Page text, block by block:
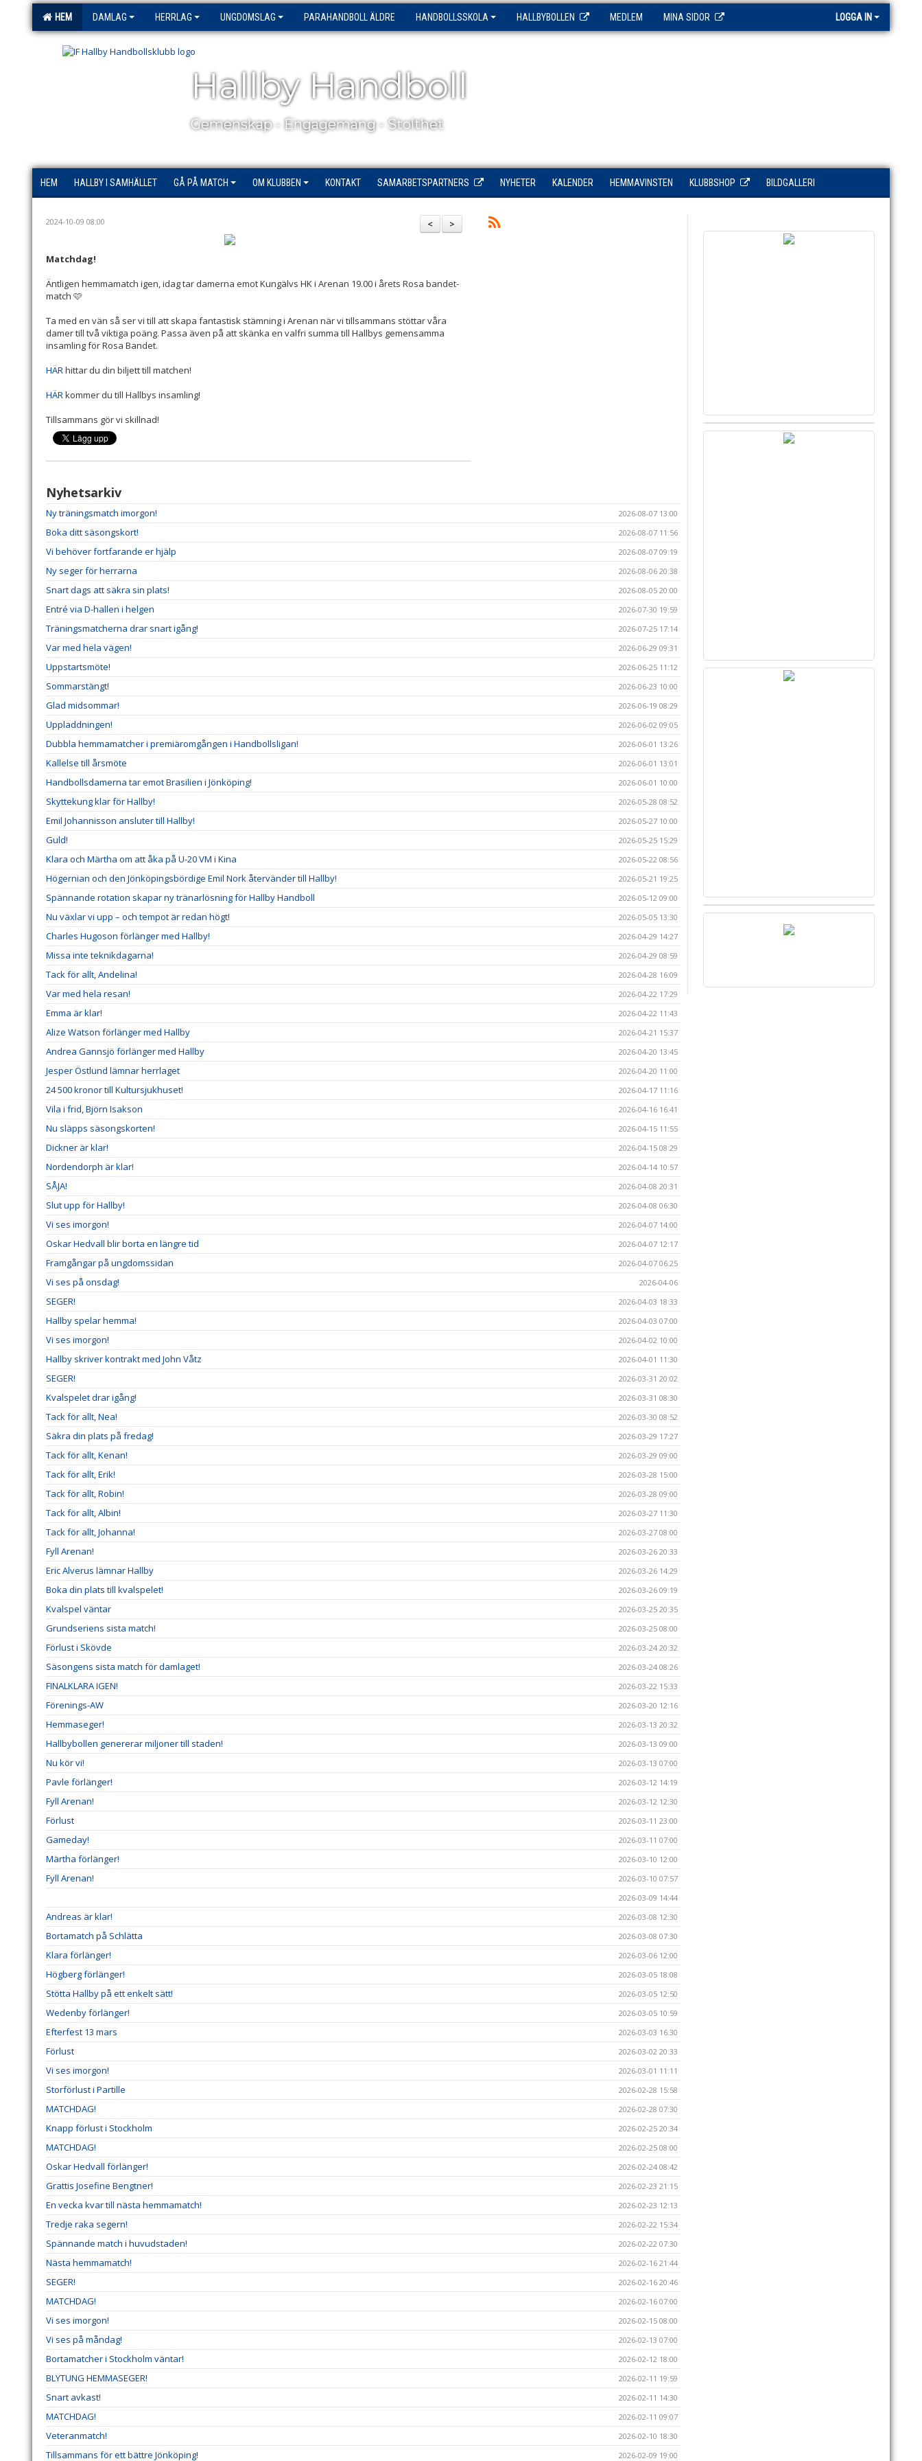
HEM DAMLAG HERRLAG UNGDOMSLAG PARAHANDBOLL ÄLDRE HANDBOLLSSKOLA HALLBYBOLLEN MEDLEM MINA SIDOR LOGGA IN
Hallby Handboll
Gemenskap - Engagemang - Stolthet
HEM HALLBY I SAMHÄLLET GÅ PÅ MATCH OM KLUBBEN KONTAKT SAMARBETSPARTNERS NYHETER KALENDER HEMMAVINSTEN KLUBBSHOP BILDGALLERI
>
<
2024-10-09 08:00
Matchdag!
Äntligen hemmamatch igen, idag tar damerna emot Kungälvs HK i Arenan 19.00 i årets Rosa bandet-
match 🩷
Ta med en vän så ser vi till att skapa fantastisk stämning i Arenan när vi tillsammans stöttar våra
damer till två viktiga poäng. Passa även på att skänka en valfri summa till Hallbys gemensamma
insamling för Rosa Bandet.
HÄR hittar du din biljett till matchen!
HÄR kommer du till Hallbys insamling!
Tillsammans gör vi skillnad!
Nyhetsarkiv
Ny träningsmatch imorgon! 2026-08-07 13:00
Boka ditt säsongskort! 2026-08-07 11:56
Vi behöver fortfarande er hjälp 2026-08-07 09:19
Ny seger för herrarna 2026-08-06 20:38
Snart dags att säkra sin plats! 2026-08-05 20:00
Entré via D-hallen i helgen 2026-07-30 19:59
Träningsmatcherna drar snart igång! 2026-07-25 17:14
Var med hela vägen! 2026-06-29 09:31
Uppstartsmöte! 2026-06-25 11:12
Sommarstängt! 2026-06-23 10:00
Glad midsommar! 2026-06-19 08:29
Uppladdningen! 2026-06-02 09:05
Dubbla hemmamatcher i premiäromgången i Handbollsligan! 2026-06-01 13:26
Kallelse till årsmöte 2026-06-01 13:01
Handbollsdamerna tar emot Brasilien i Jönköping! 2026-06-01 10:00
Skyttekung klar för Hallby! 2026-05-28 08:52
Emil Johannisson ansluter till Hallby! 2026-05-27 10:00
Guld! 2026-05-25 15:29
Klara och Märtha om att åka på U-20 VM i Kina 2026-05-22 08:56
Högernian och den Jönköpingsbördige Emil Nork återvänder till Hallby! 2026-05-21 19:25
Spännande rotation skapar ny tränarlösning för Hallby Handboll 2026-05-12 09:00
Nu växlar vi upp – och tempot är redan högt! 2026-05-05 13:30
Charles Hugoson förlänger med Hallby! 2026-04-29 14:27
Missa inte teknikdagarna! 2026-04-29 08:59
Tack för allt, Andelina! 2026-04-28 16:09
Var med hela resan! 2026-04-22 17:29
Emma är klar! 2026-04-22 11:43
Alize Watson förlänger med Hallby 2026-04-21 15:37
Andrea Gannsjö förlänger med Hallby 2026-04-20 13:45
Jesper Östlund lämnar herrlaget 2026-04-20 11:00
24 500 kronor till Kultursjukhuset! 2026-04-17 11:16
Vila i frid, Björn Isakson 2026-04-16 16:41
Nu släpps säsongskorten! 2026-04-15 11:55
Dickner är klar! 2026-04-15 08:29
Nordendorph är klar! 2026-04-14 10:57
SÅJA! 2026-04-08 20:31
Slut upp för Hallby! 2026-04-08 06:30
Vi ses imorgon! 2026-04-07 14:00
Oskar Hedvall blir borta en längre tid 2026-04-07 12:17
Framgångar på ungdomssidan 2026-04-07 06:25
Vi ses på onsdag! 2026-04-06
SEGER! 2026-04-03 18:33
Hallby spelar hemma! 2026-04-03 07:00
Vi ses imorgon! 2026-04-02 10:00
Hallby skriver kontrakt med John Våtz 2026-04-01 11:30
SEGER! 2026-03-31 20:02
Kvalspelet drar igång! 2026-03-31 08:30
Tack för allt, Nea! 2026-03-30 08:52
Säkra din plats på fredag! 2026-03-29 17:27
Tack för allt, Kenan! 2026-03-29 09:00
Tack för allt, Erik! 2026-03-28 15:00
Tack för allt, Robin! 2026-03-28 09:00
Tack för allt, Albin! 2026-03-27 11:30
Tack för allt, Johanna! 2026-03-27 08:00
Fyll Arenan! 2026-03-26 20:33
Eric Alverus lämnar Hallby 2026-03-26 14:29
Boka din plats till kvalspelet! 2026-03-26 09:19
Kvalspel väntar 2026-03-25 20:35
Grundseriens sista match! 2026-03-25 08:00
Förlust i Skövde 2026-03-24 20:32
Säsongens sista match för damlaget! 2026-03-24 08:26
FINALKLARA IGEN! 2026-03-22 15:33
Förenings-AW 2026-03-20 12:16
Hemmaseger! 2026-03-13 20:32
Hallbybollen genererar miljoner till staden! 2026-03-13 09:00
Nu kör vi! 2026-03-13 07:00
Pavle förlänger! 2026-03-12 14:19
Fyll Arenan! 2026-03-12 12:30
Förlust 2026-03-11 23:00
Gameday! 2026-03-11 07:00
Märtha förlänger! 2026-03-10 12:00
Fyll Arenan!
2026-03-10 07:57
2026-03-09 14:44
Andreas är klar! 2026-03-08 12:30
Bortamatch på Schlätta 2026-03-08 07:30
Klara förlänger! 2026-03-06 12:00
Högberg förlänger! 2026-03-05 18:08
Stötta Hallby på ett enkelt sätt! 2026-03-05 12:50
Wedenby förlänger! 2026-03-05 10:59
Efterfest 13 mars 2026-03-03 16:30
Förlust 2026-03-02 20:33
Vi ses imorgon! 2026-03-01 11:11
Storförlust i Partille 2026-02-28 15:58
MATCHDAG! 2026-02-28 07:30
Knapp förlust i Stockholm 2026-02-25 20:34
MATCHDAG! 2026-02-25 08:00
Oskar Hedvall förlänger! 2026-02-24 08:42
Grattis Josefine Bengtner! 2026-02-23 21:15
En vecka kvar till nästa hemmamatch! 2026-02-23 12:13
Tredje raka segern! 2026-02-22 15:34
Spännande match i huvudstaden! 2026-02-22 07:30
Nästa hemmamatch! 2026-02-16 21:44
SEGER! 2026-02-16 20:46
MATCHDAG! 2026-02-16 07:00
Vi ses imorgon! 2026-02-15 08:00
Vi ses på måndag! 2026-02-13 07:00
Bortamatcher i Stockholm väntar! 2026-02-12 18:00
BLYTUNG HEMMASEGER! 2026-02-11 19:59
Snart avkast! 2026-02-11 14:30
MATCHDAG! 2026-02-11 09:07
Veteranmatch! 2026-02-10 18:30
Tillsammans för ett bättre Jönköping! 2026-02-09 19:00